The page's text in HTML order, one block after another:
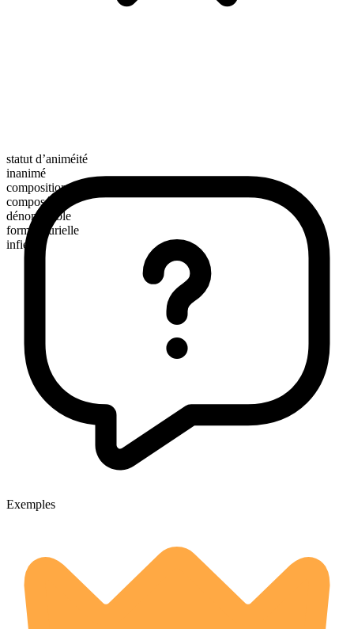
statut d’animéité
inanimé
composition morphologique
composé
dénombrable
forme plurielle
infields
Exemples